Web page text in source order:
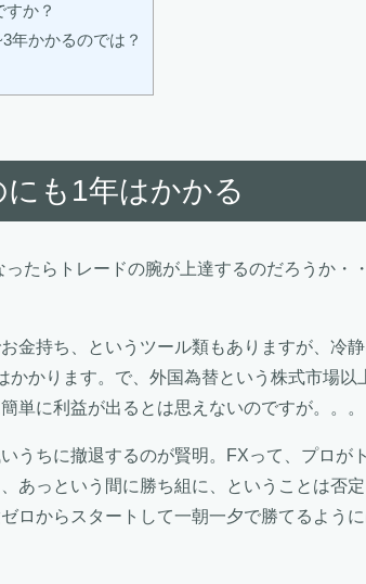
か？
年かかるのでは？
も1年はかかる
たらトレードの腕が上達するのだろうか・
金持ち、というツール類もありますが、冷静
かります。で、外国為替という株式市場以
単に利益が出るとは思えないのですが。。。
うちに撤退するのが賢明。FXって、プロが
あっという間に勝ち組に、ということは否
ロからスタートして一朝一夕で勝てるよう